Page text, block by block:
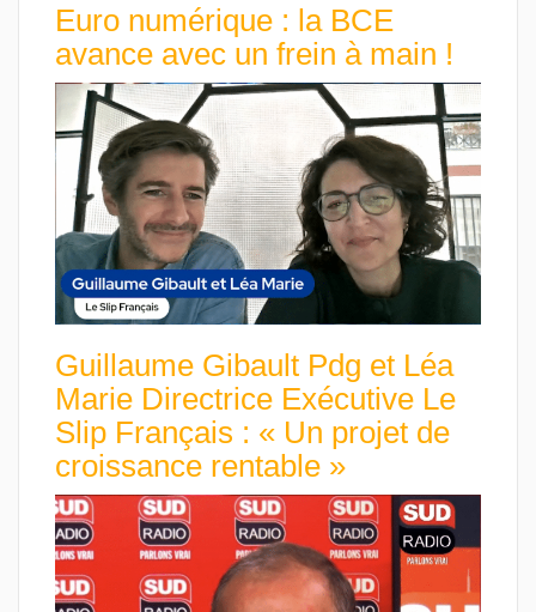
Euro numérique : la BCE
avance avec un frein à main !
Guillaume Gibault Pdg et Léa
Marie Directrice Exécutive Le
Slip Français : « Un projet de
croissance rentable »